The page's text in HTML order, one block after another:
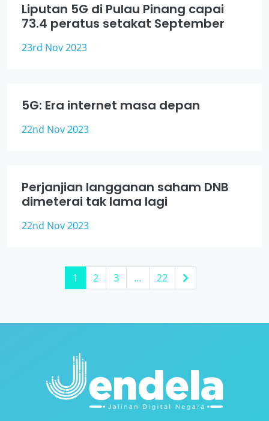
Liputan 5G di Pulau Pinang capai
73.4 peratus setakat September
23rd Nov 2023
5G: Era internet masa depan
22nd Nov 2023
Perjanjian langganan saham DNB
dimeterai tak lama lagi
22nd Nov 2023
1 2 3 … 22